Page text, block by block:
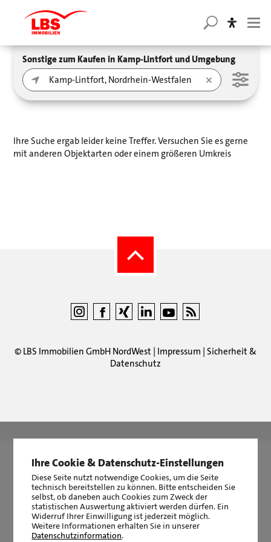
Sonstige zum Kaufen in Kamp-Lintfort und Umgebung
Ihre Suche ergab leider keine Treffer. Versuchen Sie es gerne
mit anderen Objektarten oder einem größeren Umkreis
© LBS Immobilien GmbH NordWest | Impressum | Sicherheit &
Datenschutz
|2511Bewertungen auf ProvenExpert.com
Ihre Cookie & Datenschutz-Einstellungen
Diese Seite nutzt notwendige Cookies, um die Seite
technisch bereitstellen zu können. Bitte entscheiden Sie
selbst, ob daneben auch Cookies zum Zweck der
statistischen Auswertung aktiviert werden dürfen. Ein
Widerruf Ihrer Einwilligung ist jederzeit möglich.
Weitere Informationen erhalten Sie in unserer
Datenschutzinformation.